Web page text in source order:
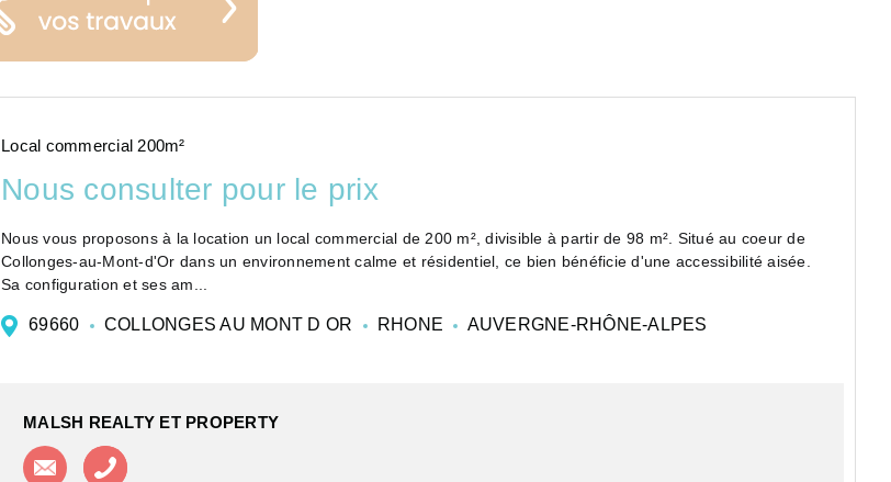
Local commercial 200m²
Nous consulter pour le prix
Nous vous proposons à la location un local commercial de 200 m², divisible à partir de 98 m². Situé au coeur de
Collonges-au-Mont-d'Or dans un environnement calme et résidentiel, ce bien bénéficie d'une accessibilité aisée.
Sa configuration et ses am...
69660 COLLONGES AU MONT D OR RHONE AUVERGNE-RHÔNE-ALPES
MALSH REALTY ET PROPERTY
Contacter l'agence